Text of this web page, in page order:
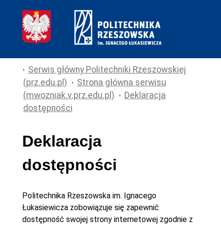
Serwis główny Politechniki Rzeszowskiej
(prz.edu.pl)
Strona główna serwisu
(mwozniak.v.prz.edu.pl)
Deklaracja
dostępności
Deklaracja
dostępności
Politechnika Rzeszowska im. Ignacego
Łukasiewiczazobowiązuje się zapewnić
dostępność swojej strony internetowej zgodnie z